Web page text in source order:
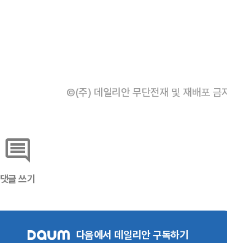
©(주) 데일리안 무단전재 및 재배포 금
댓글 쓰기
다음에서 데일리안 구독하기